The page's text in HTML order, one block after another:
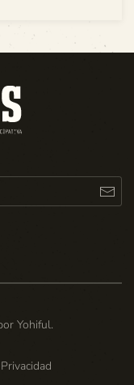
Yohiful.
Privacidad